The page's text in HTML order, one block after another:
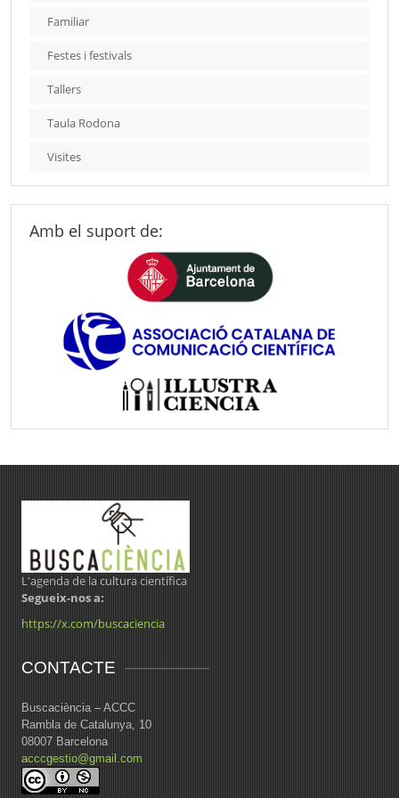
Familiar
Festes i festivals
Tallers
Taula Rodona
Visites
Amb el suport de:
L'agenda de la cultura científica
Segueix-nos a:
https://x.com/buscaciencia
CONTACTE
Buscaciència – ACCC
Rambla de Catalunya, 10
08007 Barcelona
acccgestio@gmail.com